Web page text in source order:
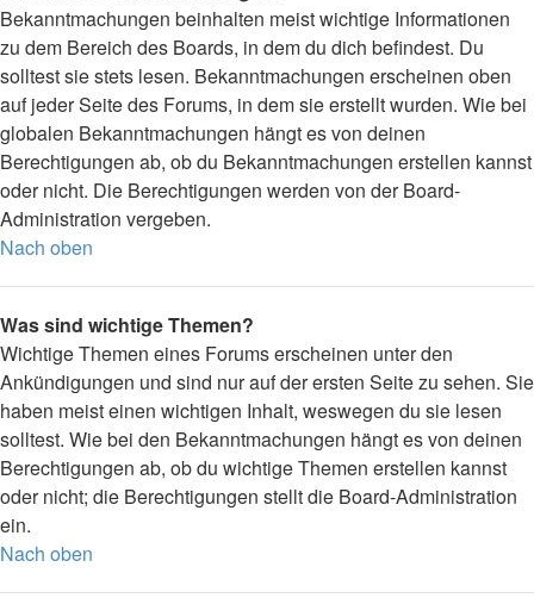
Bekanntmachungen beinhalten meist wichtige Informationen
zu dem Bereich des Boards, in dem du dich befindest. Du
solltest sie stets lesen. Bekanntmachungen erscheinen oben
auf jeder Seite des Forums, in dem sie erstellt wurden. Wie bei
globalen Bekanntmachungen hängt es von deinen
Berechtigungen ab, ob du Bekanntmachungen erstellen kannst
oder nicht. Die Berechtigungen werden von der Board-
Administration vergeben.
Nach oben
Was sind wichtige Themen?
Wichtige Themen eines Forums erscheinen unter den
Ankündigungen und sind nur auf der ersten Seite zu sehen. Sie
haben meist einen wichtigen Inhalt, weswegen du sie lesen
solltest. Wie bei den Bekanntmachungen hängt es von deinen
Berechtigungen ab, ob du wichtige Themen erstellen kannst
oder nicht; die Berechtigungen stellt die Board-Administration
ein.
Nach oben